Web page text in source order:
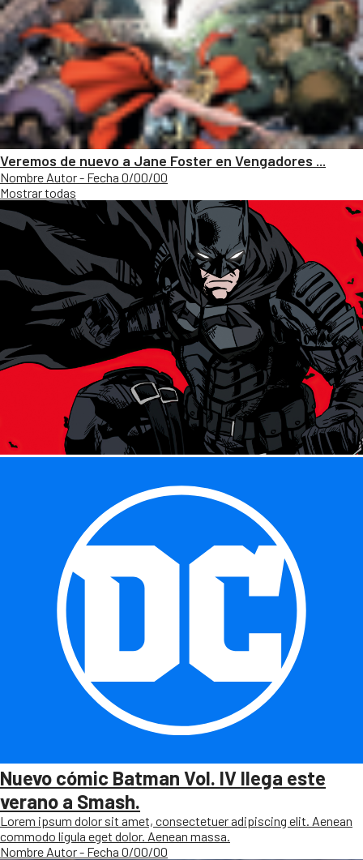
Veremos de nuevo a Jane Foster en Vengadores ...
Nombre Autor - Fecha 0/00/00
Mostrar todas
Nuevo cómic Batman Vol. IV llega este
verano a Smash.
Lorem ipsum dolor sit amet, consectetuer adipiscing elit. Aenean
commodo ligula eget dolor. Aenean massa.
Nombre Autor - Fecha 0/00/00